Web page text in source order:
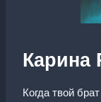
Карина
Когда твой